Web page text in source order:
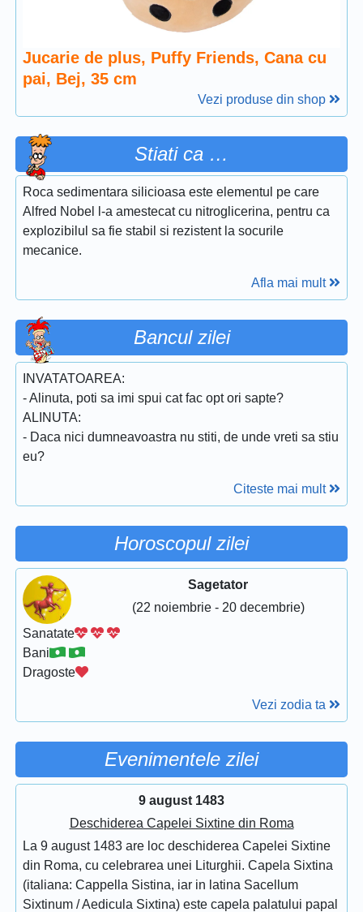
Jucarie de plus, Puffy Friends, Cana cu
pai, Bej, 35 cm
Vezi produse din shop
Stiati ca …
Roca sedimentara silicioasa este elementul pe care
Alfred Nobel l-a amestecat cu nitroglicerina, pentru ca
explozibilul sa fie stabil si rezistent la socurile
mecanice.
Afla mai mult
Bancul zilei
INVATATOAREA:
- Alinuta, poti sa imi spui cat fac opt ori sapte?
ALINUTA:
- Daca nici dumneavoastra nu stiti, de unde vreti sa stiu
eu?
Citeste mai mult
Horoscopul zilei
Sagetator
(22 noiembrie - 20 decembrie)
Sanatate
Bani
Dragoste
Vezi zodia ta
Evenimentele zilei
9 august 1483
Deschiderea Capelei Sixtine din Roma
La 9 august 1483 are loc deschiderea Capelei Sixtine
din Roma, cu celebrarea unei Liturghii. Capela Sixtina
(italiana: Cappella Sistina, iar in latina Sacellum
Sixtinum / Aedicula Sixtina) este capela palatului papal